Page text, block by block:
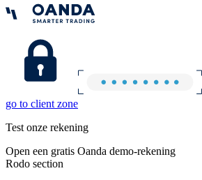
go to client zone
Test onze rekening
Open een gratis Oanda demo-rekening
Rodo section